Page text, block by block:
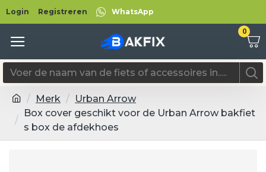
Login Registreren WhatsApp
0
Merk
Urban Arrow
Box cover geschikt voor de Urban Arrow bakfiet
s box de afdekhoes